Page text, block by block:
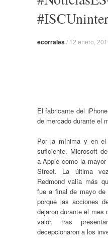
#ISCUninter
ecorrales/ 12 enero,
El fabricante del
de mercado durante el
Por la mínima y en el
suficiente. Microsoft
a Apple como la
Street. La última
Redmond valía más
fue a final de mayo
porque las acciones
dejaron durante el mes
valor, tras
decepcionaron a los